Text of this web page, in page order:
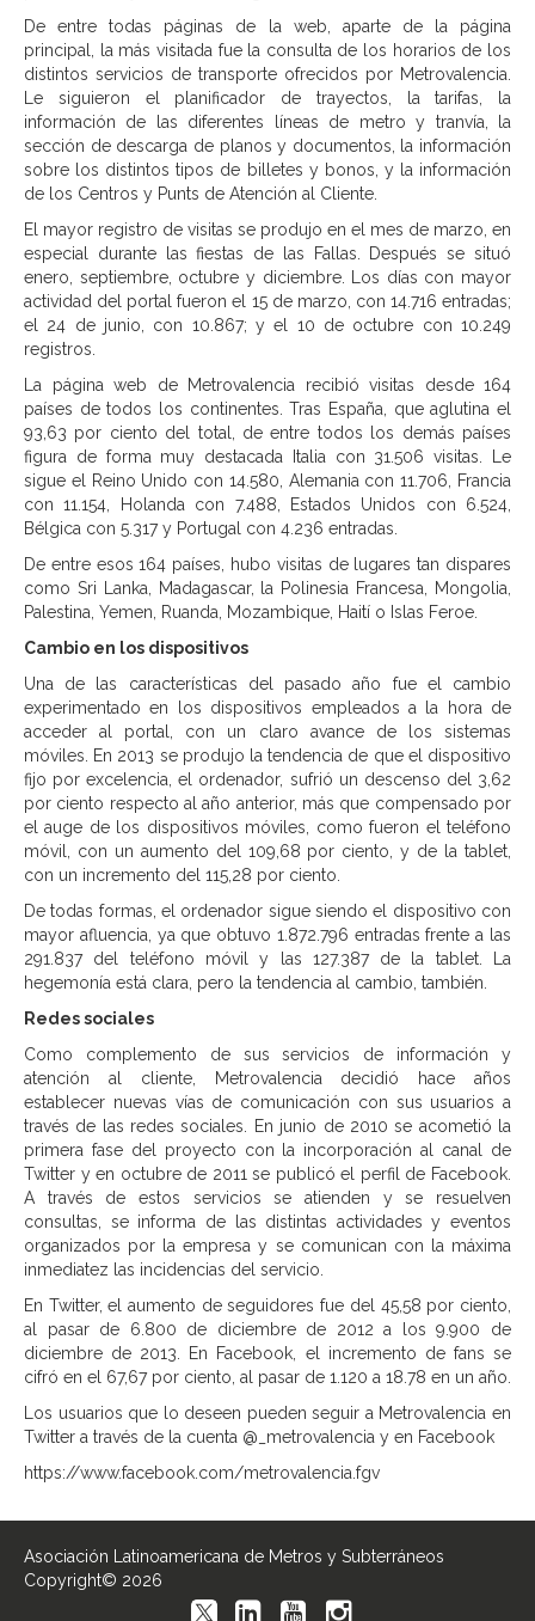
De entre todas páginas de la web, aparte de la página
principal, la más visitada fue la consulta de los horarios de los
distintos servicios de transporte ofrecidos por Metrovalencia.
Le siguieron el planificador de trayectos, la tarifas, la
información de las diferentes líneas de metro y tranvía, la
sección de descarga de planos y documentos, la información
sobre los distintos tipos de billetes y bonos, y la información
de los Centros y Punts de Atención al Cliente.
El mayor registro de visitas se produjo en el mes de marzo, en
especial durante las fiestas de las Fallas. Después se situó
enero, septiembre, octubre y diciembre. Los días con mayor
actividad del portal fueron el 15 de marzo, con 14.716 entradas;
el 24 de junio, con 10.867; y el 10 de octubre con 10.249
registros.
La página web de Metrovalencia recibió visitas desde 164
países de todos los continentes. Tras España, que aglutina el
93,63 por ciento del total, de entre todos los demás países
figura de forma muy destacada Italia con 31.506 visitas. Le
sigue el Reino Unido con 14.580, Alemania con 11.706, Francia
con 11.154, Holanda con 7.488, Estados Unidos con 6.524,
Bélgica con 5.317 y Portugal con 4.236 entradas.
De entre esos 164 países, hubo visitas de lugares tan dispares
como Sri Lanka, Madagascar, la Polinesia Francesa, Mongolia,
Palestina, Yemen, Ruanda, Mozambique, Haití o Islas Feroe.
Cambio en los dispositivos
Una de las características del pasado año fue el cambio
experimentado en los dispositivos empleados a la hora de
acceder al portal, con un claro avance de los sistemas
móviles. En 2013 se produjo la tendencia de que el dispositivo
fijo por excelencia, el ordenador, sufrió un descenso del 3,62
por ciento respecto al año anterior, más que compensado por
el auge de los dispositivos móviles, como fueron el teléfono
móvil, con un aumento del 109,68 por ciento, y de la tablet,
con un incremento del 115,28 por ciento.
De todas formas, el ordenador sigue siendo el dispositivo con
mayor afluencia, ya que obtuvo 1.872.796 entradas frente a las
291.837 del teléfono móvil y las 127.387 de la tablet. La
hegemonía está clara, pero la tendencia al cambio, también.
Redes sociales
Como complemento de sus servicios de información y
atención al cliente, Metrovalencia decidió hace años
establecer nuevas vías de comunicación con sus usuarios a
través de las redes sociales. En junio de 2010 se acometió la
primera fase del proyecto con la incorporación al canal de
Twitter y en octubre de 2011 se publicó el perfil de Facebook.
A través de estos servicios se atienden y se resuelven
consultas, se informa de las distintas actividades y eventos
organizados por la empresa y se comunican con la máxima
inmediatez las incidencias del servicio.
En Twitter, el aumento de seguidores fue del 45,58 por ciento,
al pasar de 6.800 de diciembre de 2012 a los 9.900 de
diciembre de 2013. En Facebook, el incremento de fans se
cifró en el 67,67 por ciento, al pasar de 1.120 a 18.78 en un año.
Los usuarios que lo deseen pueden seguir a Metrovalencia en
Twitter a través de la cuenta @_metrovalencia y en Facebook
https://www.facebook.com/metrovalencia.fgv
Asociación Latinoamericana de Metros y Subterráneos
Copyright© 2026